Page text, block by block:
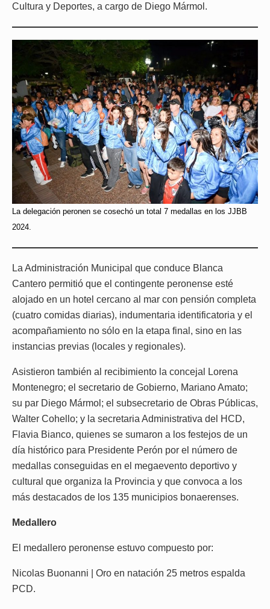
Cultura y Deportes, a cargo de Diego Mármol.
La delegación peronen se cosechó un total 7 medallas en los JJBB
2024.
La Administración Municipal que conduce Blanca
Cantero permitió que el contingente peronense esté
alojado en un hotel cercano al mar con pensión completa
(cuatro comidas diarias), indumentaria identificatoria y el
acompañamiento no sólo en la etapa final, sino en las
instancias previas (locales y regionales).
Asistieron también al recibimiento la concejal Lorena
Montenegro; el secretario de Gobierno, Mariano Amato;
su par Diego Mármol; el subsecretario de Obras Públicas,
Walter Cohello; y la secretaria Administrativa del HCD,
Flavia Bianco, quienes se sumaron a los festejos de un
día histórico para Presidente Perón por el número de
medallas conseguidas en el megaevento deportivo y
cultural que organiza la Provincia y que convoca a los
más destacados de los 135 municipios bonaerenses.
Medallero
El medallero peronense estuvo compuesto por:
Nicolas Buonanni | Oro en natación 25 metros espalda
PCD.